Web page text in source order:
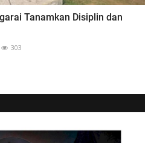
Tanamkan Disiplin dan
303